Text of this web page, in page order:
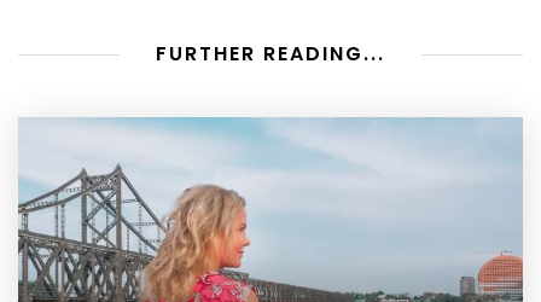
FURTHER READING...